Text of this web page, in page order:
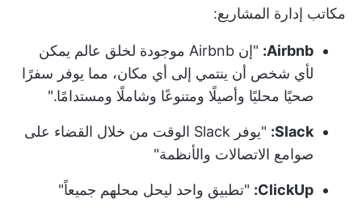
مكاتب إدارة المشاريع:
Airbnb:
"إن Airbnb موجودة لخلق عالم يمكن
لأي شخص أن ينتمي إلى أي مكان، مما يوفر سفرًا
صحيًا محليًا وأصيلًا ومتنوعًا وشاملًا ومستدامًا."
Slack:
"يوفر Slack الوقت من خلال القضاء على
صوامع الاتصالات والأنظمة"
ClickUp: "تطبيق واحد ليحل محلهم جميعاً"